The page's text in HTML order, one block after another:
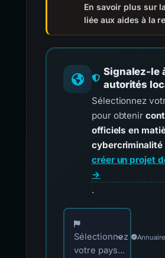
En savoir plus sur
liée aux aides à la
Signalez-le
autorités
Sélectionnez
pour obtenir
officiels en
cybercriminalité
créer un projet
→
.
Choisissez votre
Sélectionnez
votre pays...